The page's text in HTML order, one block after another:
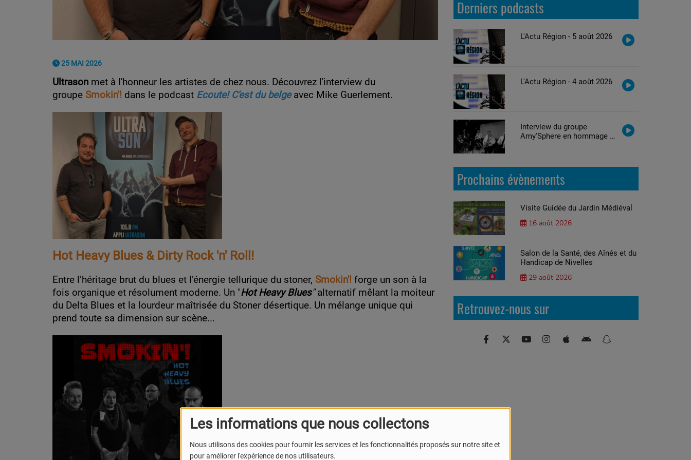
Les informations que nous collectons
Nous utilisons des cookies pour fournir les services et les fonctionnalités proposés sur notre site et
pour améliorer l'expérience de nos utilisateurs.
25 MAI 2026
Ultrason met à l'honneur les artistes de chez nous. Découvrez l'interview du
groupe Smokin'! dans le podcast Ecoute! C'est du belge avec Mike Guerlement.
Hot Heavy Blues & Dirty Rock 'n' Roll!
Entre l’héritage brut du blues et l’énergie tellurique du stoner, Smokin'! forge un son à la
fois organique et résolument moderne. Un "Hot Heavy Blues"alternatif mêlant la moiteur
du Delta Blues et la lourdeur maîtrisée du Stoner désertique. Un mélange unique qui
prend toute sa dimension sur scène...
Derniers podcasts
L'Actu Région - 5 août 2026
L'Actu Région - 4 août 2026
Interview du groupe
Amy'Sphere en hommage à
Prochains évènements
Visite Guidée du Jardin Médiéval
16 août 2026
Salon de la Santé, des Aînés et du
Handicap de Nivelles
29 août 2026
Retrouvez-nous sur